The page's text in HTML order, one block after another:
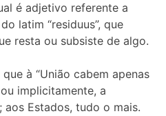
é adjetivo referente a
latim “residuus”, que
resta ou subsiste de algo.
à “União cabem apenas
implicitamente, a
Estados, tudo o mais.